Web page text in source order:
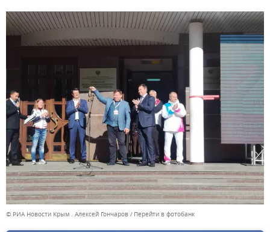
© РИА Новости Крым . Алексей Гончаров Перейти в фотобанк